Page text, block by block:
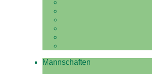
Mannschaften